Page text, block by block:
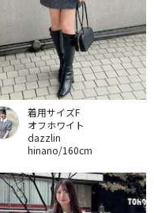
着用サイズF
オフホワイト
dazzlin
hinano/160cm